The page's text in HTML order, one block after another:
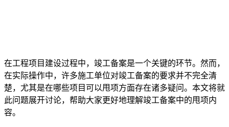
在工程项目建设过程中，竣工备案是一个关键的环节。然而，
在实际操作中，许多施工单位对竣工备案的要求并不完全清
楚，尤其是在哪些项目可以甩项方面存在诸多疑问。本文将就
此问题展开讨论，帮助大家更好地理解竣工备案中的甩项内
容。